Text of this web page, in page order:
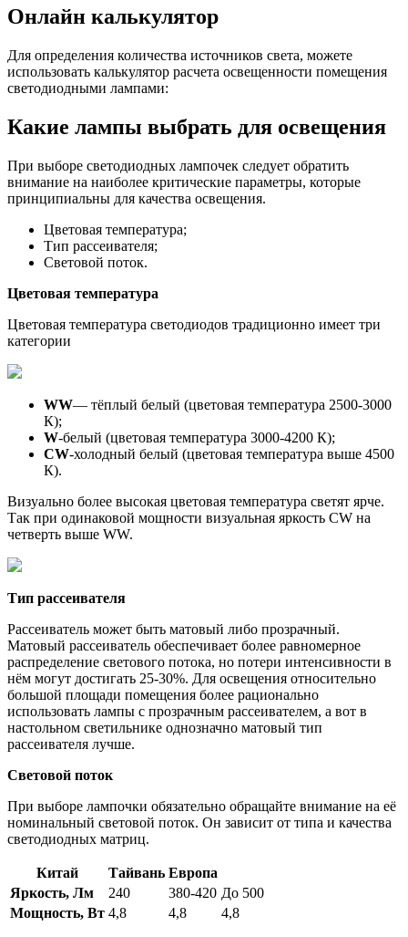
Онлайн калькулятор
Для определения количества источников света, можете
использовать калькулятор расчета освещенности помещения
светодиодными лампами:
Какие лампы выбрать для освещения
При выборе светодиодных лампочек следует обратить
внимание на наиболее критические параметры, которые
принципиальны для качества освещения.
Цветовая температура;
Тип рассеивателя;
Световой поток.
Цветовая температура
Цветовая температура светодиодов традиционно имеет три
категории
WW— тёплый белый (цветовая температура 2500-3000
К);
W-белый (цветовая температура 3000-4200 К);
CW-холодный белый (цветовая температура выше 4500
К).
Визуально более высокая цветовая температура светят ярче.
Так при одинаковой мощности визуальная яркость CW на
четверть выше WW.
Тип рассеивателя
Рассеиватель может быть матовый либо прозрачный.
Матовый рассеиватель обеспечивает более равномерное
распределение светового потока, но потери интенсивности в
нём могут достигать 25-30%. Для освещения относительно
большой площади помещения более рационально
использовать лампы с прозрачным рассеивателем, а вот в
настольном светильнике однозначно матовый тип
рассеивателя лучше.
Световой поток
При выборе лампочки обязательно обращайте внимание на её
номинальный световой поток. Он зависит от типа и качества
светодиодных матриц.
Китай Тайвань Европа
Яркость, Лм
240 380-420 До 500
Мощность, Вт 4,8 4,8 4,8